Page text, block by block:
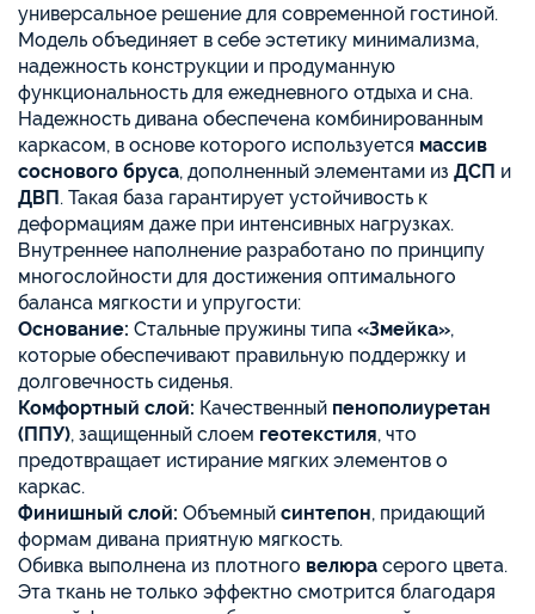
универсальное решение для современной гостиной.
Модель объединяет в себе эстетику минимализма,
надежность конструкции и продуманную
функциональность для ежедневного отдыха и сна.
Надежность дивана обеспечена комбинированным
каркасом, в основе которого используется массив
соснового бруса, дополненный элементами из ДСП и
ДВП. Такая база гарантирует устойчивость к
деформациям даже при интенсивных нагрузках.
Внутреннее наполнение разработано по принципу
многослойности для достижения оптимального
баланса мягкости и упругости:
Основание: Стальные пружины типа «Змейка»,
которые обеспечивают правильную поддержку и
долговечность сиденья.
Комфортный слой: Качественный пенополиуретан
(ППУ), защищенный слоем геотекстиля, что
предотвращает истирание мягких элементов о
каркас.
Финишный слой: Объемный синтепон, придающий
формам дивана приятную мягкость.
Обивка выполнена из плотного велюра серого цвета.
Эта ткань не только эффектно смотрится благодаря